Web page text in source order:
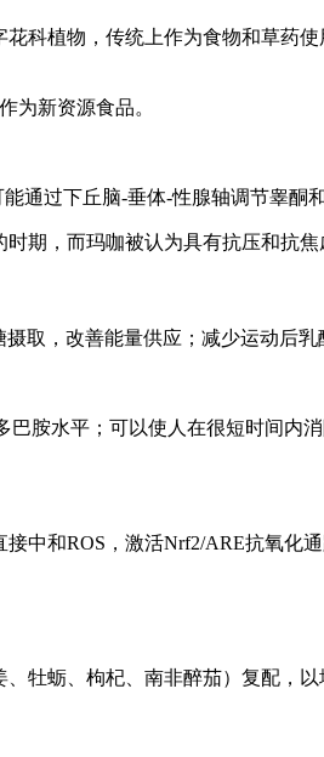
科植物，传统上作为食物和草药
为新资源食品。
通过下丘脑-垂体-性腺轴调节睾
期，而玛咖被认为具有抗压和抗
取，改善能量供应；减少运动后乳
巴胺水平；可以使人在很短时间内
中和ROS，激活Nrf2/ARE抗氧化
牡蛎、枸杞、南非醉茄）复配，